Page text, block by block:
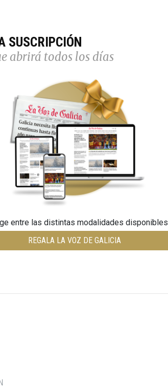
SUSCRIPCIÓN
abrirá todos los días
entre las distintas modalidades disponibles
REGALA LA VOZ DE GALICIA